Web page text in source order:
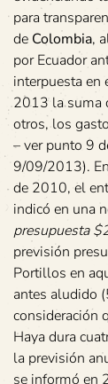
para
de Colombia,
por Ecuador
interpuesta en
2013 la suma
otros, los
– ver punto 9
9/09/2013).
de 2010, el
indicó en una
presupuesta
previsión
Portillos en
antes aludido
consideración
Haya dura
la previsión
se informó en